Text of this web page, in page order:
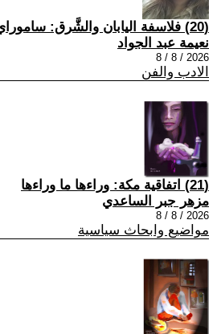
(20) فلاسفة اليابان والشَّرق: ساموراي ومماليك
نعيمة عبد الجواد
2026 / 8 / 8
الادب والفن
(21) اتفاقية مكة: وراءها ما وراءها
مزهر جبر الساعدي
2026 / 8 / 8
مواضيع وابحاث سياسية